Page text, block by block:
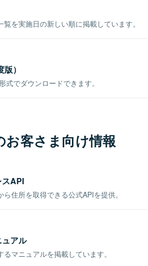
を実施日の新しい順に掲載しています。
）
でダウンロードできます。
お客さま向け情報
スAPI
住所を取得できる公式APIを提供。
アル
マニュアルを掲載しています。